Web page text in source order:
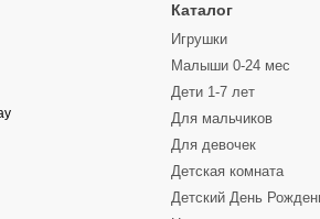
Каталог
Игрушки
Малыши 0-24 мес
Дети 1-7 лет
Для мальчиков
Для девочек
Детская комната
Детский День